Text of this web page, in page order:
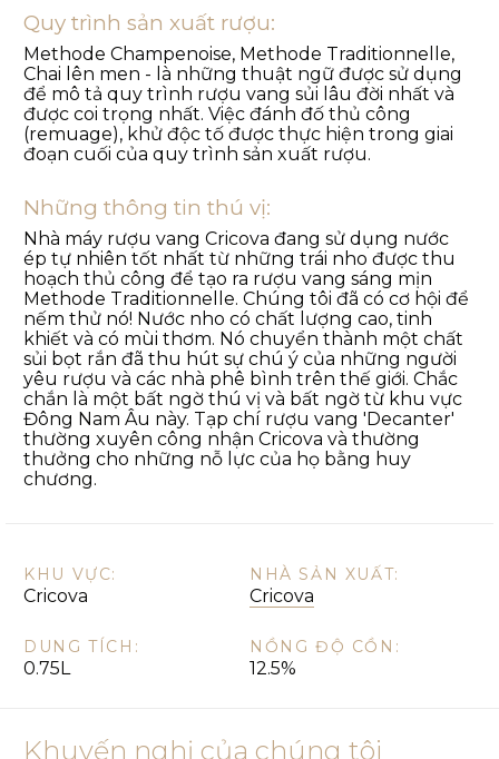
Quy trình sản xuất rượu:
Methode Champenoise, Methode Traditionnelle,
Chai lên men - là những thuật ngữ được sử dụng
để mô tả quy trình rượu vang sủi lâu đời nhất và
được coi trọng nhất. Việc đánh đố thủ công
(remuage), khử độc tố được thực hiện trong giai
đoạn cuối của quy trình sản xuất rượu.
Những thông tin thú vị:
Nhà máy rượu vang Cricova đang sử dụng nước
ép tự nhiên tốt nhất từ những trái nho được thu
hoạch thủ công để tạo ra rượu vang sáng mịn
Methode Traditionnelle. Chúng tôi đã có cơ hội để
nếm thử nó! Nước nho có chất lượng cao, tinh
khiết và có mùi thơm. Nó chuyển thành một chất
sủi bọt rắn đã thu hút sự chú ý của những người
yêu rượu và các nhà phê bình trên thế giới. Chắc
chắn là một bất ngờ thú vị và bất ngờ từ khu vực
Đông Nam Âu này. Tạp chí rượu vang 'Decanter'
thường xuyên công nhận Cricova và thường
thưởng cho những nỗ lực của họ bằng huy
chương.
KHU VỰC:
Cricova
NHÀ SẢN XUẤT:
Cricova
DUNG TÍCH:
0.75L
NỒNG ĐỘ CỒN:
12.5%
Khuyến nghị của chúng tôi